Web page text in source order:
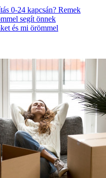
0-24 kapcsán? Remek
segít önnek
és mi örömmel